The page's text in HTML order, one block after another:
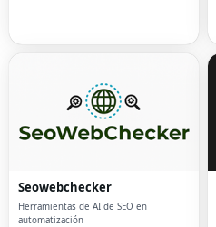
Seowebchecker
Herramientas de AI de SEO en
automatización